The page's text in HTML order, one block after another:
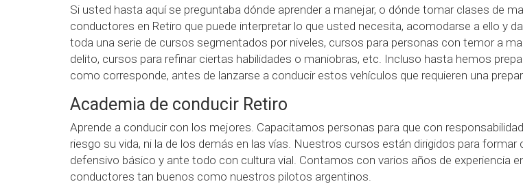
Si usted hasta aquí se preguntaba dónde aprender a manejar, o dónde tomar clases de
conductores en Retiro que puede interpretar lo que usted necesita, acomodarse a ello y
toda una serie de cursos segmentados por niveles, cursos para personas con temor a
delito, cursos para refinar ciertas habilidades o maniobras, etc. Incluso hasta hemos
como corresponde, antes de lanzarse a conducir estos vehículos que requieren una
Academia de conducir Retiro
Aprende a conducir con los mejores. Capacitamos personas para que con
riesgo su vida, ni la de los demás en las vías. Nuestros cursos están dirigidos para
defensivo básico y ante todo con cultura vial. Contamos con varios años de experiencia
conductores tan buenos como nuestros pilotos argentinos.